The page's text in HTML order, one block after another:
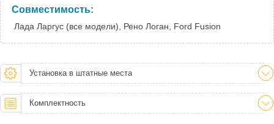
Совместимость:
Лада Ларгус (все модели), Рено Логан, Ford Fusion
Установка в штатные места
Комплектность